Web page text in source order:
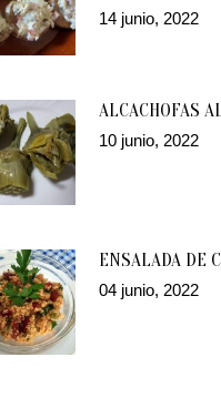
14 junio, 2022
ALCACHOFAS
10 junio, 2022
ENSALADA DE
04 junio, 2022